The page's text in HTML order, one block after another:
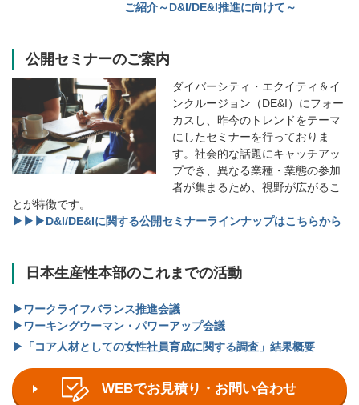
ご紹介～D&I/DE&I推進に向けて～
公開セミナーのご案内
ダイバーシティ・エクイティ＆イ
ンクルージョン（DE&I）にフォー
カスし、昨今のトレンドをテーマ
にしたセミナーを行っておりま
す。社会的な話題にキャッチアッ
プでき、異なる業種・業態の参加
者が集まるため、視野が広がるこ
とが特徴です。
▶▶▶D&I/DE&Iに関する公開セミナーラインナップはこちらから
日本生産性本部のこれまでの活動
▶ワークライフバランス推進会議
▶ワーキングウーマン・パワーアップ会議
▶「コア人材としての女性社員育成に関する調査」結果概要
WEBでお見積り・お問い合わせ